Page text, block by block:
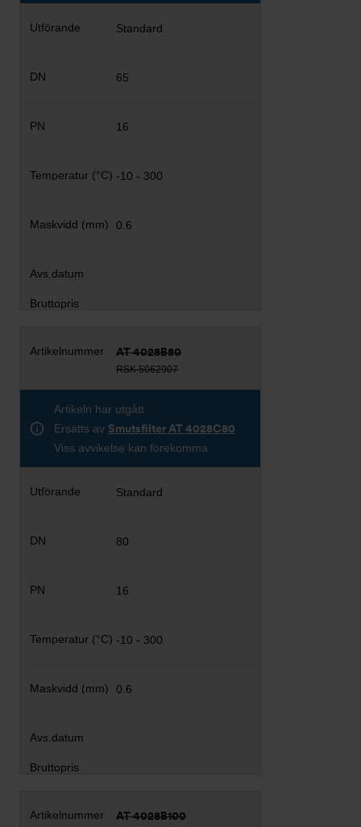
Standard
65
16
-10 - 300
0.6
AT 4028B80
RSK 5062907
Artikeln har utgått
Ersätts av Smutsfilter AT 4028C80
Viss avvikelse kan förekomma
Standard
80
16
-10 - 300
0.6
AT 4028B100